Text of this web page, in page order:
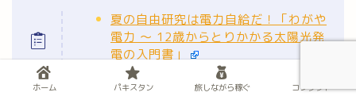
夏の自由研究は電力自給だ！「わがや
電力 〜 12歳からとりかかる太陽光発
電の入門書」
ホーム パキスタン 旅しながら稼ぐ コンタクト